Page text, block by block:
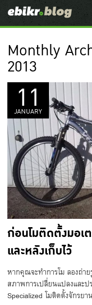
Monthly
2013
11
JANUARY
ก่อนโมติดตั้งมอเ
และหลังเก็บไว้
หากคุณจะทำการโม ลองถ่า
สภาพการเปลี่ยนแปลงและ
Specialized โมติดตั้งจักรย